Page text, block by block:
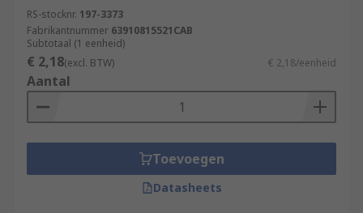
RS-stocknr. 197-3373
Fabrikantnummer 63910815521CAB
Subtotaal (1 eenheid)
€ 2,18(excl. BTW) € 2,18/eenheid
Aantal
Toevoegen
Datasheets